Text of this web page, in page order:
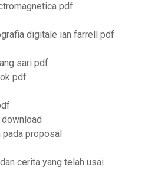
pdf
digitale ian farrell pdf
sari pdf
pdf
pada proposal
cerita yang telah usai